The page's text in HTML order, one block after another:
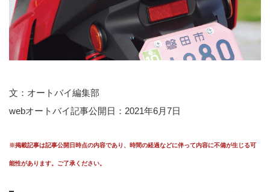
文：オートバイ編集部
webオートバイ記事公開日：2021年6月7日
※掲載記事は記事公開日時点の内容であり、時間の経過などに伴って内容に不備が生じる可
能性があります。ご了承ください。